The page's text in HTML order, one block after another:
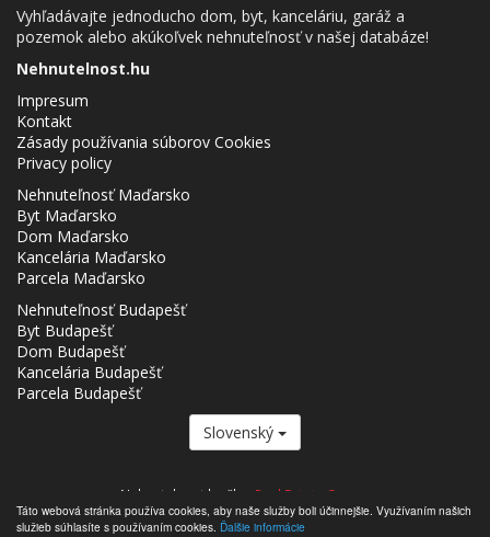
Táto webová stránka používa cookies, aby naše služby boli účinnejšie. Využívaním našich
služieb súhlasíte s používaním cookies. Ďalšie informácie
Vyhľadávajte jednoducho dom, byt, kanceláriu, garáž a
pozemok alebo akúkoľvek nehnuteľnosť v našej databáze!
Nehnutelnost.hu
Impresum
Kontakt
Zásady používania súborov Cookies
Privacy policy
Nehnuteľnosť Maďarsko
Byt Maďarsko
Dom Maďarsko
Kancelária Maďarsko
Parcela Maďarsko
Nehnuteľnosť Budapešť
Byt Budapešť
Dom Budapešť
Kancelária Budapešť
Parcela Budapešť
Slovenský
Nehnutelnost.hu člen Real Estate Group.